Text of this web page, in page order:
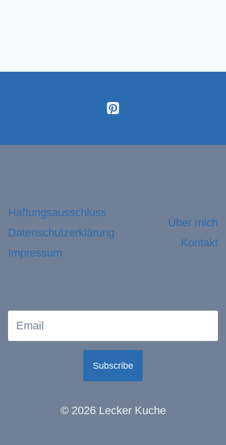
Haftungsausschluss
Datenschutzerklärung
Impressum
Über mich
Kontakt
© 2026 Lecker Kuche
Subscribe